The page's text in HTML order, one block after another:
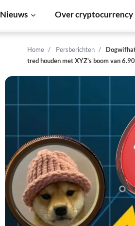
Nieuws Over cryptocurrency
Home Persberichten
tred houden met XYZ’s boom van